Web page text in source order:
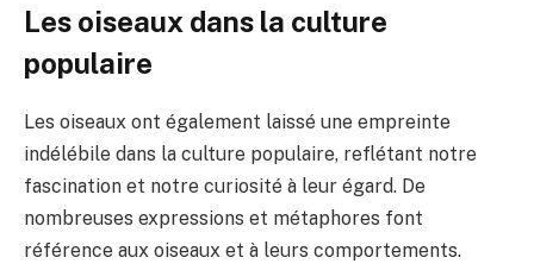
Les oiseaux dans la culture
populaire
Les oiseaux ont également laissé une empreinte
indélébile dans la culture populaire, reflétant notre
fascination et notre curiosité à leur égard. De
nombreuses expressions et métaphores font
référence aux oiseaux et à leurs comportements.